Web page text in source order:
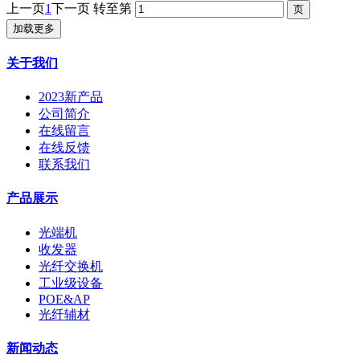
上一页1下一页 转至第
加载更多
关于我们
2023新产品
公司简介
在线留言
在线反馈
联系我们
产品展示
光端机
收发器
光纤交换机
工业级设备
POE&AP
光纤辅材
新闻动态